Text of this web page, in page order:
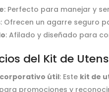
: Perfecto para manejar y
: Ofrecen un agarre seguro
: Afilado y diseñado para
del Kit de
corporativo útil: Este kit de
promociones y